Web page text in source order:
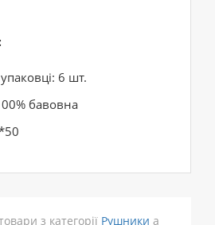
упаковці: 6 шт.
бавовна
з категорії Рушники а